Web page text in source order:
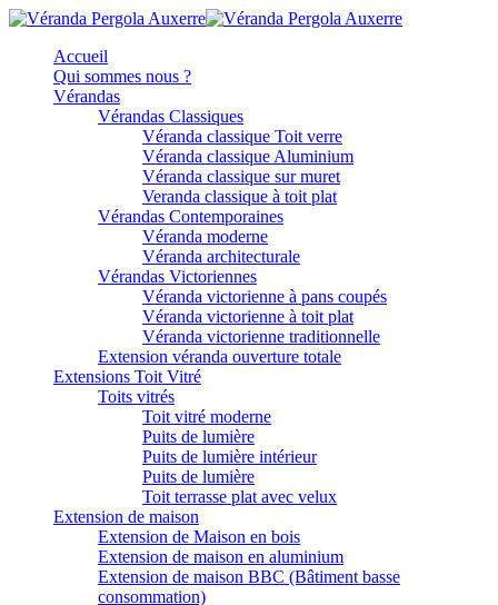
Accueil
Qui sommes nous ?
Vérandas
Vérandas Classiques
Véranda classique Toit verre
Véranda classique Aluminium
Véranda classique sur muret
Veranda classique à toit plat
Vérandas Contemporaines
Véranda moderne
Véranda architecturale
Vérandas Victoriennes
Véranda victorienne à pans coupés
Véranda victorienne à toit plat
Véranda victorienne traditionnelle
Extension véranda ouverture totale
Extensions Toit Vitré
Toits vitrés
Toit vitré moderne
Puits de lumière
Puits de lumière intérieur
Puits de lumière
Toit terrasse plat avec velux
Extension de maison
Extension de Maison en bois
Extension de maison en aluminium
Extension de maison BBC (Bâtiment basse
consommation)